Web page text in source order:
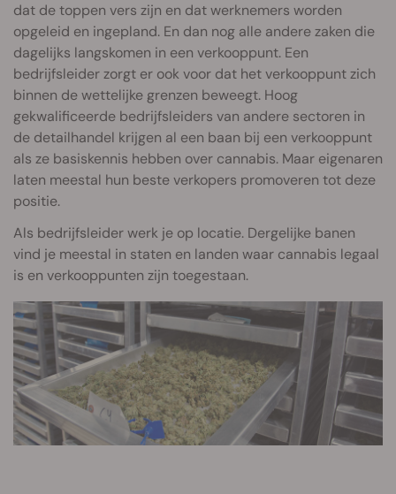
dat de toppen vers zijn en dat werknemers worden
opgeleid en ingepland. En dan nog alle andere zaken die
dagelijks langskomen in een verkooppunt. Een
bedrijfsleider zorgt er ook voor dat het verkooppunt zich
binnen de wettelijke grenzen beweegt. Hoog
gekwalificeerde bedrijfsleiders van andere sectoren in
de detailhandel krijgen al een baan bij een verkooppunt
als ze basiskennis hebben over cannabis. Maar eigenaren
laten meestal hun beste verkopers promoveren tot deze
positie.
Als bedrijfsleider werk je op locatie. Dergelijke banen
vind je meestal in staten en landen waar cannabis legaal
is en verkooppunten zijn toegestaan.